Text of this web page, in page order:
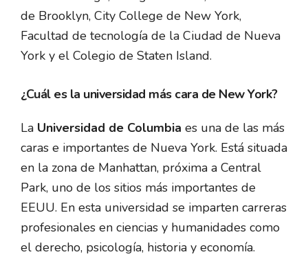
de Brooklyn, City College de New York,
Facultad de tecnología de la Ciudad de Nueva
York y el Colegio de Staten Island.
¿Cuál es la universidad más cara de New York?
La Universidad de Columbia es una de las más
caras e importantes de Nueva York. Está situada
en la zona de Manhattan, próxima a Central
Park, uno de los sitios más importantes de
EEUU. En esta universidad se imparten carreras
profesionales en ciencias y humanidades como
el derecho, psicología, historia y economía.